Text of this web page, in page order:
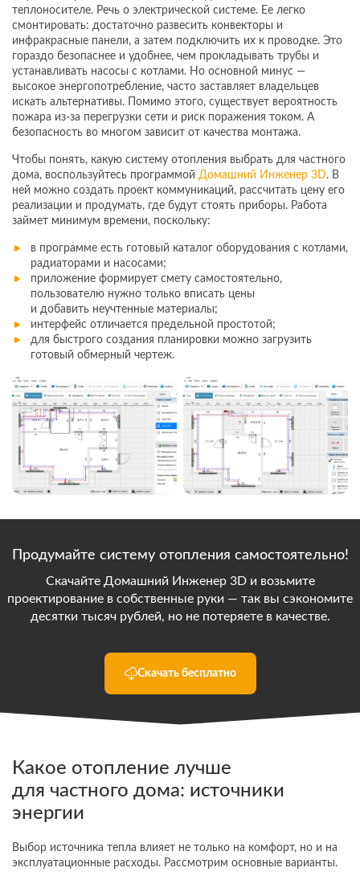
теплоносителе. Речь о электрической системе. Ее легко
смонтировать: достаточно развесить конвекторы и
инфракрасные панели, а затем подключить их к проводке. Это
гораздо безопаснее и удобнее, чем прокладывать трубы и
устанавливать насосы с котлами. Но основной минус —
высокое энергопотребление, часто заставляет владельцев
искать альтернативы. Помимо этого, существует вероятность
пожара из-за перегрузки сети и риск поражения током. А
безопасность во многом зависит от качества монтажа.
Чтобы понять, какую систему отопления выбрать для частного
дома, воспользуйтесь программой Домашний Инженер 3D. В
ней можно создать проект коммуникаций, рассчитать цену его
реализации и продумать, где будут стоять приборы. Работа
займет минимум времени, поскольку:
в программе есть готовый каталог оборудования с котлами,
радиаторами и насосами;
приложение формирует смету самостоятельно,
пользователю нужно только вписать цены
и добавить неучтенные материалы;
интерфейс отличается предельной простотой;
для быстрого создания планировки можно загрузить
готовый обмерный чертеж.
Продумайте систему отопления самостоятельно!
Скачайте Домашний Инженер 3D и возьмите
проектирование в собственные руки — так вы сэкономите
десятки тысяч рублей, но не потеряете в качестве.
Скачать бесплатно
Какое отопление лучше
для частного дома: источники
энергии
Выбор источника тепла влияет не только на комфорт, но и на
эксплуатационные расходы. Рассмотрим основные варианты.